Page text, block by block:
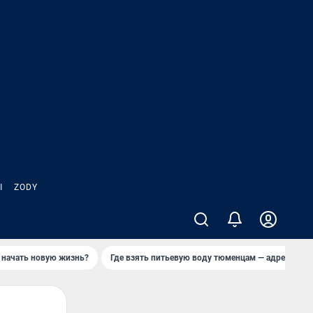
ZODY
начать новую жизнь? Где взять питьевую воду тюменцам — адреса